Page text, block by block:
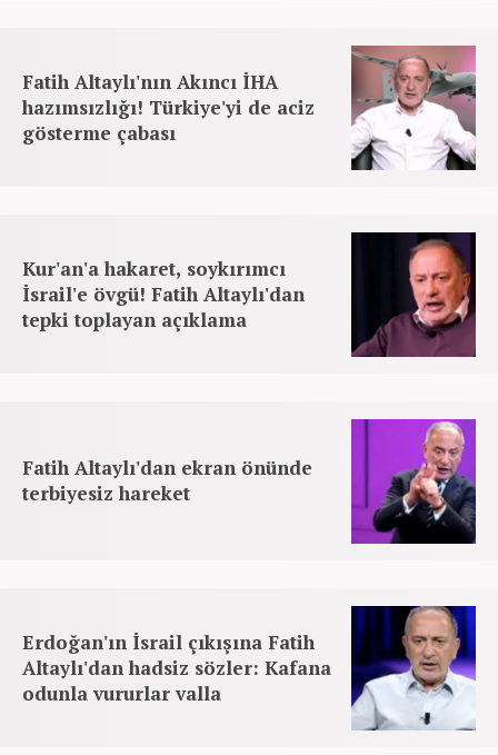
Fatih Altaylı'nın Akıncı İHA
hazımsızlığı! Türkiye'yi de aciz
gösterme çabası
Kur'an'a hakaret, soykırımcı
İsrail'e övgü! Fatih Altaylı'dan
tepki toplayan açıklama
Fatih Altaylı'dan ekran önünde
terbiyesiz hareket
Erdoğan'ın İsrail çıkışına Fatih
Altaylı'dan hadsiz sözler: Kafana
odunla vururlar valla